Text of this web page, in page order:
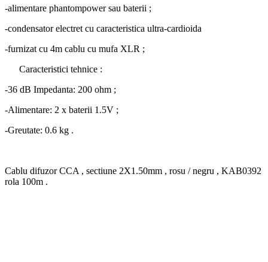
-alimentare phantompower sau baterii ;
-condensator electret cu caracteristica ultra-cardioida
-furnizat cu 4m cablu cu mufa XLR ;
Caracteristici tehnice :
-36 dB Impedanta: 200 ohm ;
-Alimentare: 2 x baterii 1.5V ;
-Greutate: 0.6 kg .
Cablu difuzor CCA , sectiune 2X1.50mm , rosu / negru , KAB0392
rola 100m .